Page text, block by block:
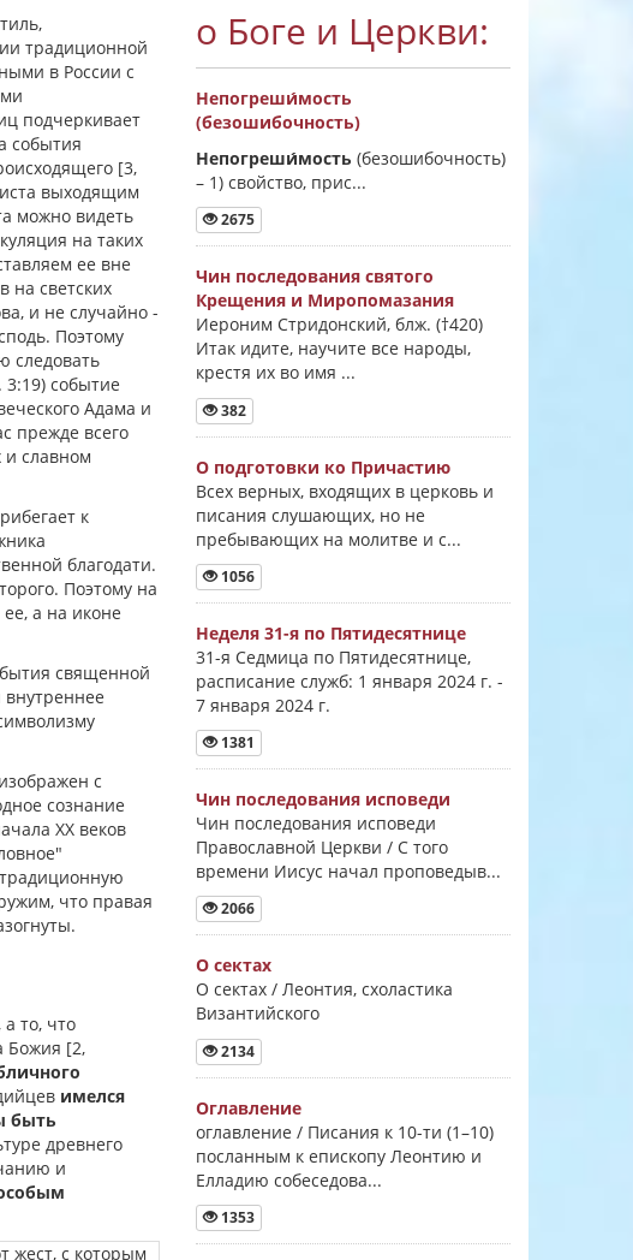
традиционной
в России с
подчеркивает
события
[3,
выходящим
можно видеть
на таких
ее вне
на светских
и не случайно -
Поэтому
следовать
событие
Адама и
прежде всего
и славном
к
благодати.
Поэтому на
а на иконе
священной
с
сознание
XX веков
что правая
то, что
Божия [2,
имелся
быть
древнего
и
о Боге и Церкви:
Непогреши́мость
(безошибочность)
Непогреши́мость (безошибочность)
–1) свойство, прис...
2675
Чин последования святого
Крещения и Миропомазания
Иероним Стридонский, блж. (†420)
Итак идите, научите все народы,
крестя их во имя ...
382
О подготовки ко Причастию
Всех верных, входящих в церковь и
писания слушающих, но не
пребывающих на молитве и с...
1056
Неделя 31-я по Пятидесятнице
31-я Седмица по Пятидесятнице,
расписание служб: 1 января 2024 г. -
7 января 2024 г.
1381
Чин последования исповеди
Чин последования исповеди
Православной Церкви / С того
времени Иисус начал проповедыв...
2066
О сектах
О сектах / Леонтия, схоластика
Византийского
2134
Оглавление
оглавление / Писания к 10-ти (1–10)
посланным к епископу Леонтию и
Елладию собеседова...
1353